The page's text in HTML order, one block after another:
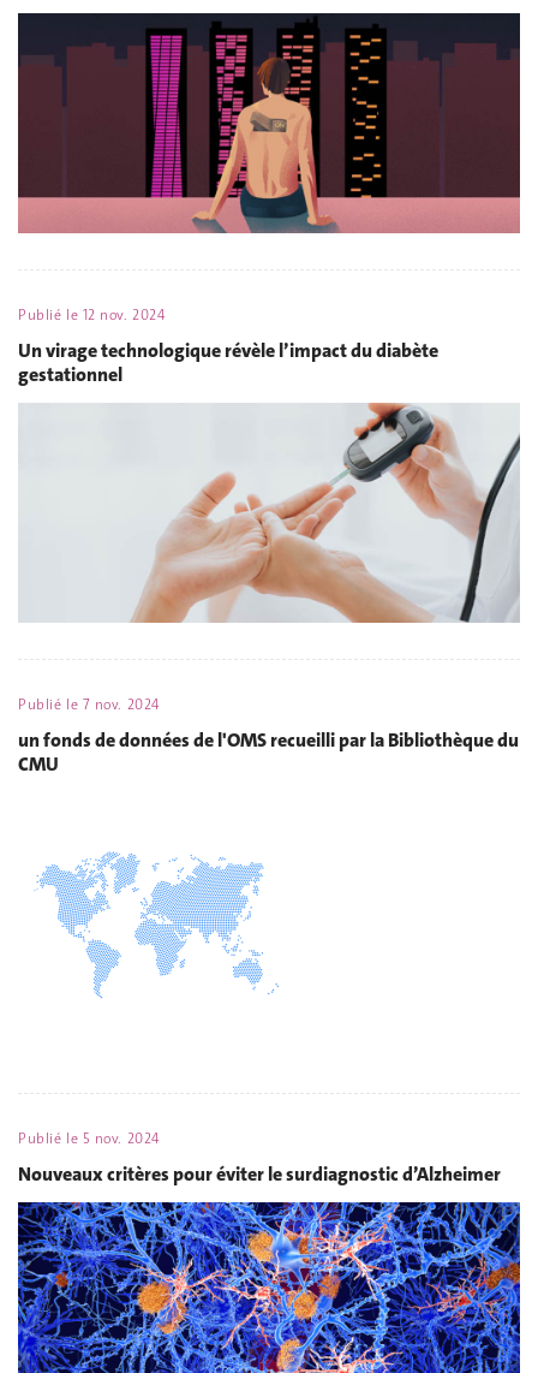
Publié le 12 nov. 2024
Un virage technologique révèle l’impact du diabète
gestationnel
Publié le 7 nov. 2024
un fonds de données de l'OMS recueilli par la Bibliothèque du
CMU
Publié le 5 nov. 2024
Nouveaux critères pour éviter le surdiagnostic d’Alzheimer